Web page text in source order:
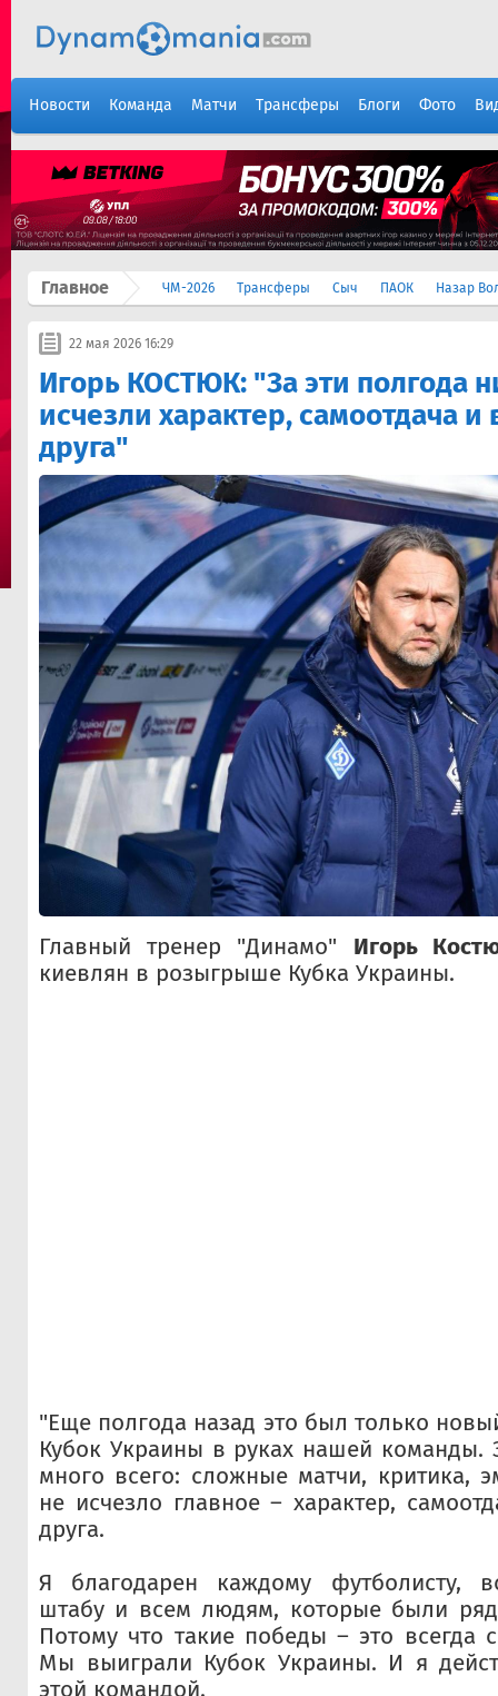
Новости Команда Матчи Трансферы Блоги Фото
Главное ЧМ-2026 Трансферы Сыч ПАОК Назар
22 мая 2026 16:29
Игорь КОСТЮК: "За эти полгода
исчезли характер, самоотдача и
друга"
Главный тренер "Динамо" Игорь
киевлян в розыгрыше Кубка Украины.
"Еще полгода назад это был только
Кубок Украины в руках нашей команды.
много всего: сложные матчи, критика,
не исчезло главное – характер,
друга.
Я благодарен каждому футболисту,
штабу и всем людям, которые были
Потому что такие победы – это всегда
Мы выиграли Кубок Украины. И я
этой командой.